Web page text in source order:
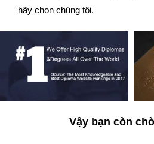
hãy chọn chúng tôi.
Vậy bạn còn